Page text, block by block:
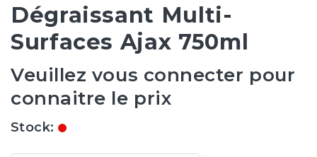
Dégraissant Multi-
Surfaces Ajax 750ml
Veuillez vous connecter pour
connaitre le prix
Stock: